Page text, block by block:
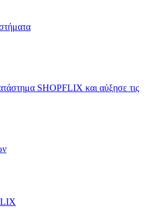
SHOPFLIX και αύξησε τις